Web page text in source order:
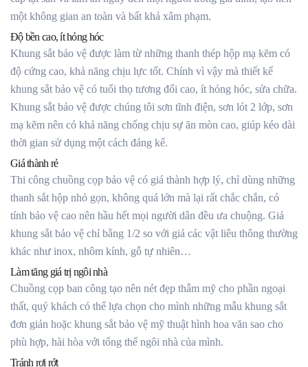
một không gian an toàn và bất khả xâm phạm.
Độ bền cao, ít hỏng hóc
Khung sắt bảo vệ được làm từ những thanh thép hộp mạ kẽm có
độ cứng cao, khả năng chịu lực tốt. Chính vì vậy mà thiết kế
khung sắt bảo vệ có tuổi thọ tương đối cao, ít hỏng hóc, sửa chữa.
Khung sắt bảo vệ được chúng tôi sơn tĩnh điện, sơn lót 2 lớp, sơn
mạ kẽm nên có khả năng chống chịu sự ăn mòn cao, giúp kéo dài
thời gian sử dụng một cách đáng kể.
Giá thành rẻ
Thi công chuồng cọp bảo vệ có giá thành hợp lý, chỉ dùng những
thanh sắt hộp nhỏ gọn, không quá lớn mà lại rất chắc chắn, có
tính bảo vệ cao nên hầu hết mọi người dân đều ưa chuộng. Giá
khung sắt bảo vệ chỉ bằng 1/2 so với giá các vật liêu thông thường
khác như inox, nhôm kính, gỗ tự nhiên…
Làm tăng giá trị ngôi nhà
Chuồng cọp ban công tạo nên nét đẹp thẫm mỹ cho phần ngoại
thất, quý khách có thể lựa chọn cho mình những mẫu khung sắt
đơn giản hoặc khung sắt bảo vệ mỹ thuật hình hoa văn sao cho
phù hợp, hài hòa với tổng thể ngôi nhà của mình.
Tránh rơi rớt